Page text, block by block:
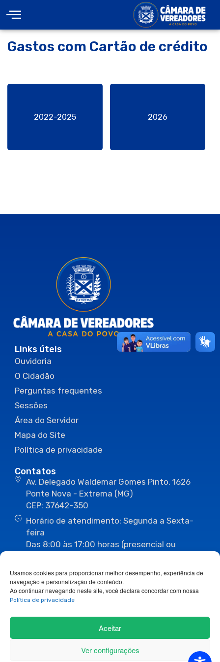
Usamos cookies para proporcionar melhor desempenho, experiência de
navegação e personalização de conteúdo.
Ao continuar navegando neste site, você declara concordar com nossa
Política de privacidade
Aceitar
Ver configurações
Gastos com Cartão de crédito
2022-2025 2026
Links úteis
Ouvidoria
O Cidadão
Perguntas frequentes
Sessões
Área do Servidor
Mapa do Site
Política de privacidade
Contatos
Av. Delegado Waldemar Gomes Pinto, 1626
Ponte Nova - Extrema (MG)
CEP: 37642-350
Horário de atendimento: Segunda a Sexta-
feira
Das 8:00 às 17:00 horas (presencial ou
(35) 3435-1112 (35) 3435-3063
ouvidoria@camaraextrema.mg.gov.br
imprensa@camaraextrema.mg.gov.br
Siga-nos: